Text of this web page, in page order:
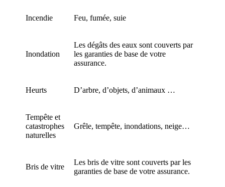
Incendie Feu, fumée, suie
Inondation
Les dégâts des eaux sont couverts par
les garanties de base de votre
assurance.
Heurts D’arbre, d’objets, d’animaux …
Tempête et
catastrophes
naturelles
Grêle, tempête, inondations, neige…
Bris de vitre
Les bris de vitre sont couverts par les
garanties de base de votre assurance.